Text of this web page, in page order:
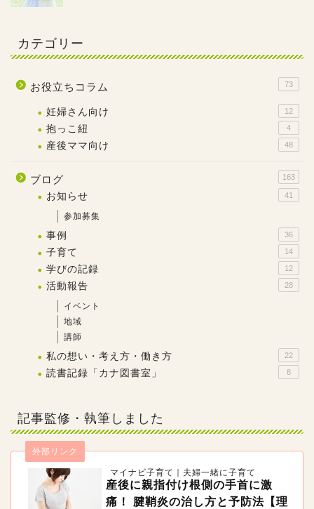
カテゴリー
お役立ちコラム 73
妊婦さん向け 12
抱っこ紐 4
産後ママ向け 48
ブログ 163
お知らせ 41
参加募集
事例 36
子育て 14
学びの記録 12
活動報告 28
イベント
地域
講師
私の想い・考え方・働き方 22
読書記録「カナ図書室」 8
記事監修・執筆しました
マイナビ子育て｜夫婦一緒に子育て
外部リンク
産後に親指付け根側の手首に激
痛！ 腱鞘炎の治し方と予防法【理